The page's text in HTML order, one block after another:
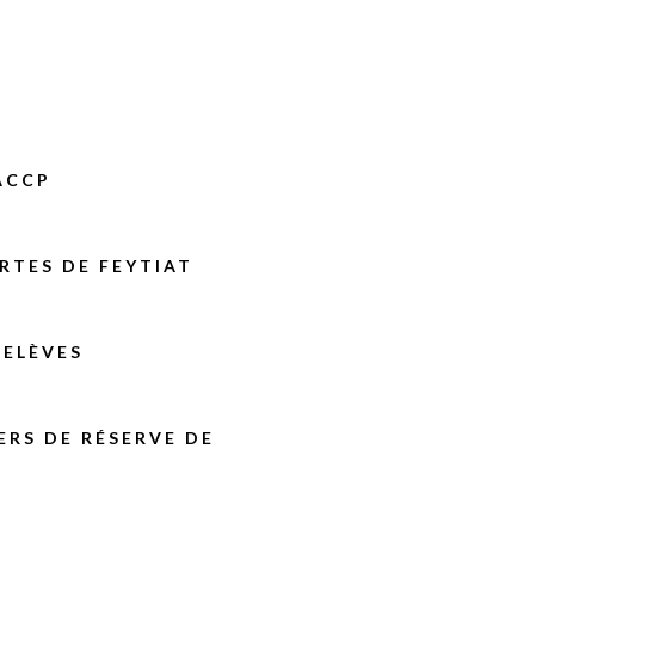
DE FEYTIAT
DE RÉSERVE DE